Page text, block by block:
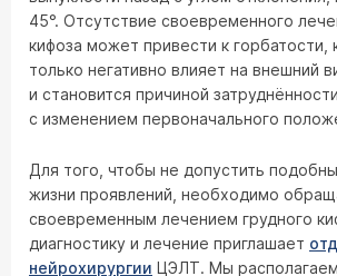
45°. Отсутствие своевременного
кифоза может привести к горбатости,
только негативно влияет на внешний
и становится причиной
с изменением первоначального
Для того, чтобы не допустить
жизни проявлений, необходимо
своевременным лечением грудного
диагностику и лечение приглашает
нейрохирургии ЦЭЛТ. Мы